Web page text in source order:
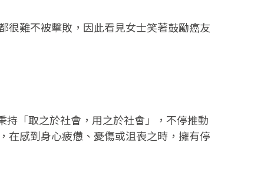
很難不被擊敗，因此看見女士笑著鼓勵癌友
持「取之於社會，用之於社會」，不停推動
在感到身心疲憊、憂傷或沮喪之時，擁有停